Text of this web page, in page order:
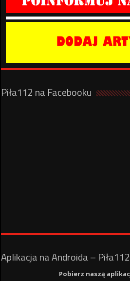
Piła112 na Facebooku
Aplikacja na Androida – Piła112
Pobierz naszą